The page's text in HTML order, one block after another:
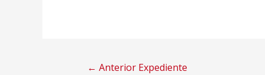
Navegación
← Anterior Expediente